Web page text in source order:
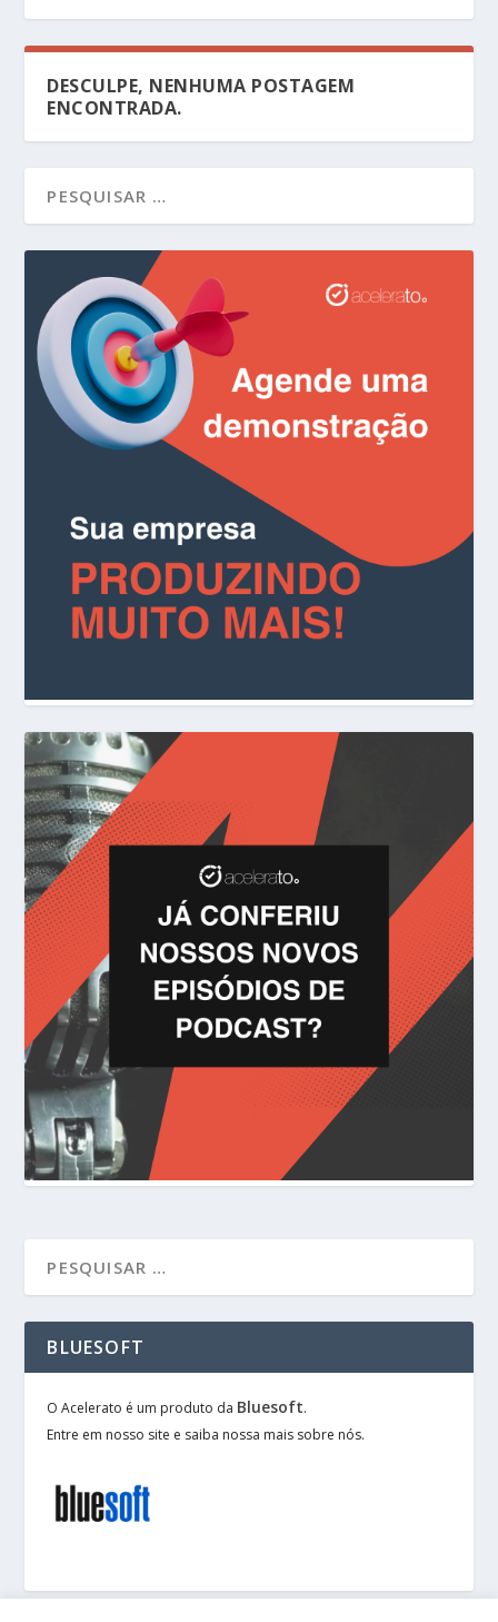
DESCULPE, NENHUMA POSTAGEM
ENCONTRADA.
BLUESOFT
O Acelerato é um produto da Bluesoft.
Entre em nosso site e saiba nossa mais sobre nós.